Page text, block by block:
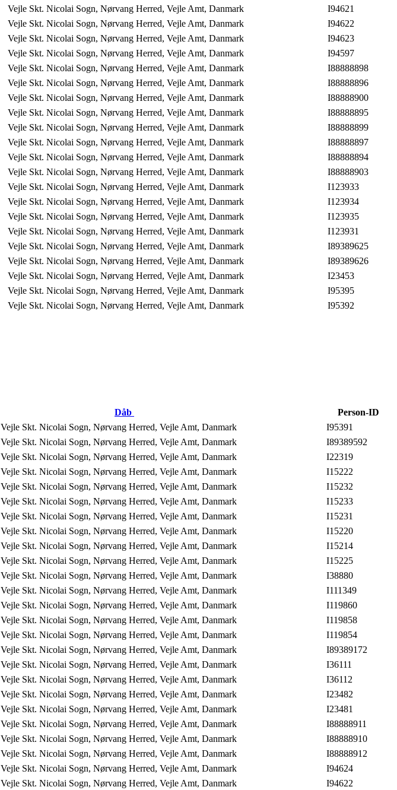
Vejle Skt. Nicolai Sogn, Nørvang Herred, Vejle Amt, Danmark
I94621
Vejle Skt. Nicolai Sogn, Nørvang Herred, Vejle Amt, Danmark
I94622
Vejle Skt. Nicolai Sogn, Nørvang Herred, Vejle Amt, Danmark
I94623
Vejle Skt. Nicolai Sogn, Nørvang Herred, Vejle Amt, Danmark
I94597
Vejle Skt. Nicolai Sogn, Nørvang Herred, Vejle Amt, Danmark
I88888898
Vejle Skt. Nicolai Sogn, Nørvang Herred, Vejle Amt, Danmark
I88888896
Vejle Skt. Nicolai Sogn, Nørvang Herred, Vejle Amt, Danmark
I88888900
Vejle Skt. Nicolai Sogn, Nørvang Herred, Vejle Amt, Danmark
I88888895
Vejle Skt. Nicolai Sogn, Nørvang Herred, Vejle Amt, Danmark
I88888899
Vejle Skt. Nicolai Sogn, Nørvang Herred, Vejle Amt, Danmark
I88888897
Vejle Skt. Nicolai Sogn, Nørvang Herred, Vejle Amt, Danmark
I88888894
Vejle Skt. Nicolai Sogn, Nørvang Herred, Vejle Amt, Danmark
I88888903
Vejle Skt. Nicolai Sogn, Nørvang Herred, Vejle Amt, Danmark
I123933
Vejle Skt. Nicolai Sogn, Nørvang Herred, Vejle Amt, Danmark
I123934
Vejle Skt. Nicolai Sogn, Nørvang Herred, Vejle Amt, Danmark
I123935
Vejle Skt. Nicolai Sogn, Nørvang Herred, Vejle Amt, Danmark
I123931
Vejle Skt. Nicolai Sogn, Nørvang Herred, Vejle Amt, Danmark
I89389625
Vejle Skt. Nicolai Sogn, Nørvang Herred, Vejle Amt, Danmark
I89389626
Vejle Skt. Nicolai Sogn, Nørvang Herred, Vejle Amt, Danmark
I23453
Vejle Skt. Nicolai Sogn, Nørvang Herred, Vejle Amt, Danmark
I95395
Vejle Skt. Nicolai Sogn, Nørvang Herred, Vejle Amt, Danmark I95392
Dåb
Person-ID
Vejle Skt. Nicolai Sogn, Nørvang Herred, Vejle Amt, Danmark
I95391
Vejle Skt. Nicolai Sogn, Nørvang Herred, Vejle Amt, Danmark
I89389592
Vejle Skt. Nicolai Sogn, Nørvang Herred, Vejle Amt, Danmark
I22319
Vejle Skt. Nicolai Sogn, Nørvang Herred, Vejle Amt, Danmark
I15222
Vejle Skt. Nicolai Sogn, Nørvang Herred, Vejle Amt, Danmark
I15232
Vejle Skt. Nicolai Sogn, Nørvang Herred, Vejle Amt, Danmark
I15233
Vejle Skt. Nicolai Sogn, Nørvang Herred, Vejle Amt, Danmark
I15231
Vejle Skt. Nicolai Sogn, Nørvang Herred, Vejle Amt, Danmark
I15220
Vejle Skt. Nicolai Sogn, Nørvang Herred, Vejle Amt, Danmark
I15214
Vejle Skt. Nicolai Sogn, Nørvang Herred, Vejle Amt, Danmark
I15225
Vejle Skt. Nicolai Sogn, Nørvang Herred, Vejle Amt, Danmark
I38880
Vejle Skt. Nicolai Sogn, Nørvang Herred, Vejle Amt, Danmark
I111349
Vejle Skt. Nicolai Sogn, Nørvang Herred, Vejle Amt, Danmark
I119860
Vejle Skt. Nicolai Sogn, Nørvang Herred, Vejle Amt, Danmark
I119858
Vejle Skt. Nicolai Sogn, Nørvang Herred, Vejle Amt, Danmark
I119854
Vejle Skt. Nicolai Sogn, Nørvang Herred, Vejle Amt, Danmark
I89389172
Vejle Skt. Nicolai Sogn, Nørvang Herred, Vejle Amt, Danmark
I36111
Vejle Skt. Nicolai Sogn, Nørvang Herred, Vejle Amt, Danmark
I36112
Vejle Skt. Nicolai Sogn, Nørvang Herred, Vejle Amt, Danmark
I23482
Vejle Skt. Nicolai Sogn, Nørvang Herred, Vejle Amt, Danmark
I23481
Vejle Skt. Nicolai Sogn, Nørvang Herred, Vejle Amt, Danmark
I88888911
Vejle Skt. Nicolai Sogn, Nørvang Herred, Vejle Amt, Danmark
I88888910
Vejle Skt. Nicolai Sogn, Nørvang Herred, Vejle Amt, Danmark
I88888912
Vejle Skt. Nicolai Sogn, Nørvang Herred, Vejle Amt, Danmark
I94624
Vejle Skt. Nicolai Sogn, Nørvang Herred, Vejle Amt, Danmark I94622